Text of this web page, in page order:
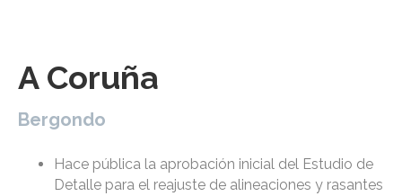
A Coruña
Bergondo
Hace pública la aprobación inicial del Estudio de
Detalle para el reajuste de alineaciones y rasantes